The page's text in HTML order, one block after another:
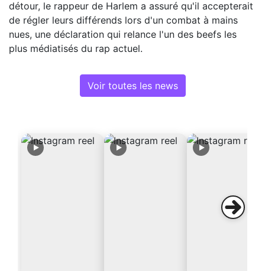
détour, le rappeur de Harlem a assuré qu'il accepterait
de régler leurs différends lors d'un combat à mains
nues, une déclaration qui relance l'un des beefs les
plus médiatisés du rap actuel.
Voir toutes les news